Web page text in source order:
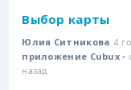
Выбор карты
Юлия Ситникова 4
приложение Cubux •
назад